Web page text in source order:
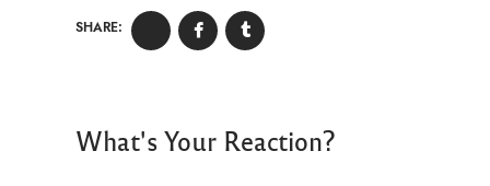
SHARE:
What's Your Reaction?